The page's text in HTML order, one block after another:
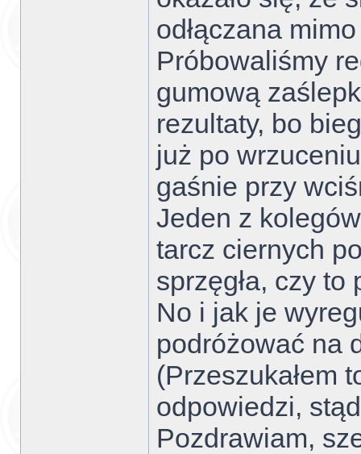
odłączana
Próbowaliśmy
gumową
rezultaty, bo
już po
gaśnie przy
Jeden z
tarcz ciernych
sprzęgła, czy to
No i jak je
podróżować na
(Przeszukałem
odpowiedzi,
Pozdrawiam,